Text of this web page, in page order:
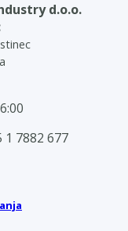
d.o.o.
1 7882 677